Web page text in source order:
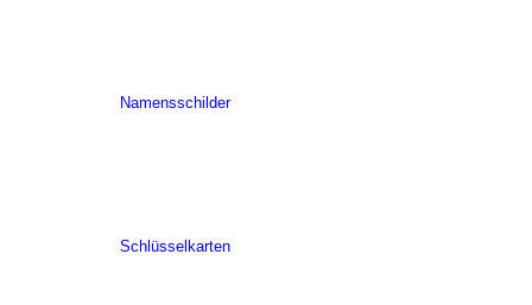
Namensschilder
Schlüsselkarten